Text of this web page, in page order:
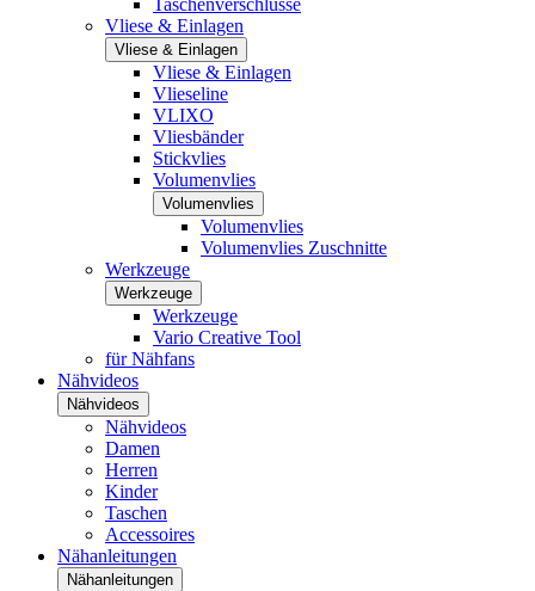
Taschenverschlüsse
Vliese & Einlagen
Vliese & Einlagen
Vliese & Einlagen
Vlieseline
VLIXO
Vliesbänder
Stickvlies
Volumenvlies
Volumenvlies
Volumenvlies
Volumenvlies Zuschnitte
Werkzeuge
Werkzeuge
Werkzeuge
Vario Creative Tool
für Nähfans
Nähvideos
Nähvideos
Nähvideos
Damen
Herren
Kinder
Taschen
Accessoires
Nähanleitungen
Nähanleitungen